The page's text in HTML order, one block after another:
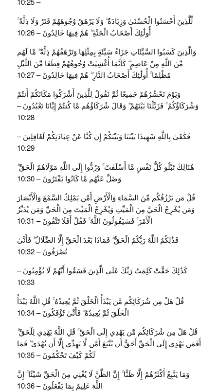
لِّلَّذِينَ أَحْسَنُوا الْحُسْنَىٰ وَزِيَادَةٌ ۖ وَلَا يَرْهَقُ وُجُوهَهُمْ قَتَرٌ وَلَا ذِلَّةٌ ۚ
أُولَٰئِكَ أَصْحَابُ الْجَنَّةِ ۖ هُمْ فِيهَا خَالِدُونَ – 10:26
وَالَّذِينَ كَسَبُوا السَّيِّئَاتِ جَزَاءُ سَيِّئَةٍ بِمِثْلِهَا وَتَرْهَقُهُمْ ذِلَّةٌ ۖ مَّا لَهُم
مِّنَ اللَّهِ مِنْ عَاصِمٍ ۖ كَأَنَّمَا أُغْشِيَتْ وُجُوهُهُمْ قِطَعًا مِّنَ اللَّيْلِ
مُظْلِمًا ۚ أُولَٰئِكَ أَصْحَابُ النَّارِ ۖ هُمْ فِيهَا خَالِدُونَ – 10:27
وَيَوْمَ نَحْشُرُهُمْ جَمِيعًا ثُمَّ نَقُولُ لِلَّذِينَ أَشْرَكُوا مَكَانَكُمْ أَنتُمْ
وَشُرَكَاؤُكُمْ ۚ فَزَيَّلْنَا بَيْنَهُمْ ۖ وَقَالَ شُرَكَاؤُهُم مَّا كُنتُمْ إِيَّانَا تَعْبُدُونَ –
10:28
فَكَفَىٰ بِاللَّهِ شَهِيدًا بَيْنَنَا وَبَيْنَكُمْ إِن كُنَّا عَنْ عِبَادَتِكُمْ لَغَافِلِينَ –
10:29
هُنَالِكَ تَبْلُو كُلُّ نَفْسٍ مَّا أَسْلَفَتْ ۚ وَرُدُّوا إِلَى اللَّهِ مَوْلَاهُمُ الْحَقِّ ۖ
وَضَلَّ عَنْهُم مَّا كَانُوا يَفْتَرُونَ – 10:30
قُلْ مَن يَرْزُقُكُم مِّنَ السَّمَاءِ وَالْأَرْضِ أَمَّن يَمْلِكُ السَّمْعَ وَالْأَبْصَارَ
وَمَن يُخْرِجُ الْحَيَّ مِنَ الْمَيِّتِ وَيُخْرِجُ الْمَيِّتَ مِنَ الْحَيِّ وَمَن يُدَبِّرُ
الْأَمْرَ ۚ فَسَيَقُولُونَ اللَّهُ ۚ فَقُلْ أَفَلَا تَتَّقُونَ – 10:31
فَذَٰلِكُمُ اللَّهُ رَبُّكُمُ الْحَقُّ ۖ فَمَاذَا بَعْدَ الْحَقِّ إِلَّا الضَّلَالُ ۖ فَأَنَّىٰ
تُصْرَفُونَ – 10:32
كَذَٰلِكَ حَقَّتْ كَلِمَتُ رَبِّكَ عَلَى الَّذِينَ فَسَقُوا أَنَّهُمْ لَا يُؤْمِنُونَ –
10:33
قُلْ هَلْ مِن شُرَكَائِكُم مَّن يَبْدَأُ الْخَلْقَ ثُمَّ يُعِيدُهُ ۚ قُلِ اللَّهُ يَبْدَأُ
الْخَلْقَ ثُمَّ يُعِيدُهُ ۖ فَأَنَّىٰ تُؤْفَكُونَ – 10:34
قُلْ هَلْ مِن شُرَكَائِكُم مَّن يَهْدِي إِلَى الْحَقِّ ۚ قُلِ اللَّهُ يَهْدِي لِلْحَقِّ ۗ
أَفَمَن يَهْدِي إِلَى الْحَقِّ أَحَقُّ أَن يُتَّبَعَ أَمَّن لَّا يَهِدِّي إِلَّا أَن يُهْدَىٰ ۖ فَمَا
لَكُمْ كَيْفَ تَحْكُمُونَ – 10:35
وَمَا يَتَّبِعُ أَكْثَرُهُمْ إِلَّا ظَنًّا ۚ إِنَّ الظَّنَّ لَا يُغْنِي مِنَ الْحَقِّ شَيْئًا ۚ إِنَّ
اللَّهَ عَلِيمٌ بِمَا يَفْعَلُونَ – 10:36